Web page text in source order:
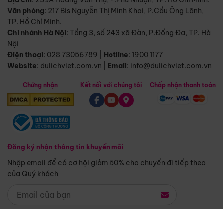
Văn phòng: 217 Bis Nguyễn Thị Minh Khai, P.Cầu Ông Lãnh,
TP. Hồ Chí Minh.
Chi nhánh Hà Nội: Tầng 3, số 243 xã Đàn, P.Đống Đa, TP. Hà
Nội
Điện thoại: 028 73056789 Hotline: 1900 1177
Website: dulichviet.com.vn Email: info@dulichviet.com.vn
Chứng nhận
Đăng ký nhận thông tin khuyến mãi
Nhập email để có cơ hội giảm 50% cho chuyến đi tiếp theo
của Quý khách
Kết nối với chúng tôi Chấp nhận thanh toán